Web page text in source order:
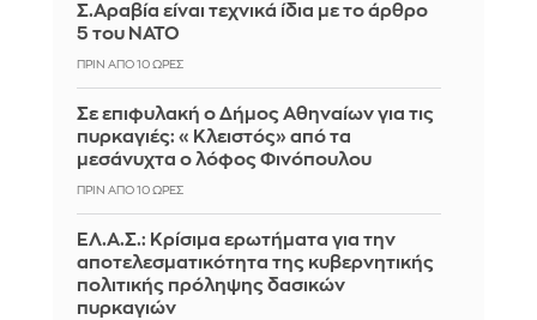
Σ.Αραβία είναι τεχνικά ίδια με το άρθρο
5 του ΝΑΤΟ
ΠΡΙΝ ΑΠΌ 10 ΏΡΕΣ
Σε επιφυλακή ο Δήμος Αθηναίων για τις
πυρκαγιές: «Κλειστός» από τα
μεσάνυχτα ο λόφος Φινόπουλου
ΠΡΙΝ ΑΠΌ 10 ΏΡΕΣ
ΕΛ.Α.Σ.: Κρίσιμα ερωτήματα για την
αποτελεσματικότητα της κυβερνητικής
πολιτικής πρόληψης δασικών
πυρκαγιών